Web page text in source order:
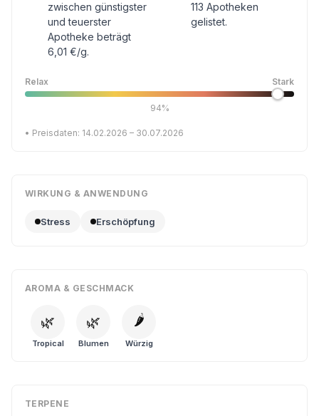
zwischen günstigster
und teuerster
Apotheke beträgt
6,01 €/g.
113 Apotheken
gelistet.
Relax Stark
94%
• Preisdaten: 14.02.2026 – 30.07.2026
WIRKUNG & ANWENDUNG
Stress Erschöpfung
AROMA & GESCHMACK
🌿
Tropical
🌿
Blumen
🌶️
Würzig
TERPENE